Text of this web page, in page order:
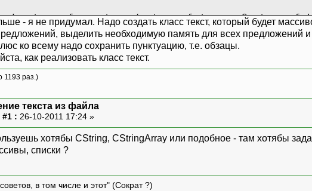
ostream &operator<<(ostream &stream, Sentence
istream &operator>>(istream &stream, Sentence
operator=(const Sentence &obj);
operator=(char *sentence);
- я не придумал. Надо создать класс текст, который будет
выделить необходимую память для всех предложений
ко всему надо сохранить пунктуацию, т.е. обзацы.
как реализовать класс текст.
1193 раз.)
текста из файла
#1 : 26-10-2011 17:24 »
хотябы CString, CStringArray или подобное - там хотябы
списки ?
в том числе и этот" (Сократ ?)